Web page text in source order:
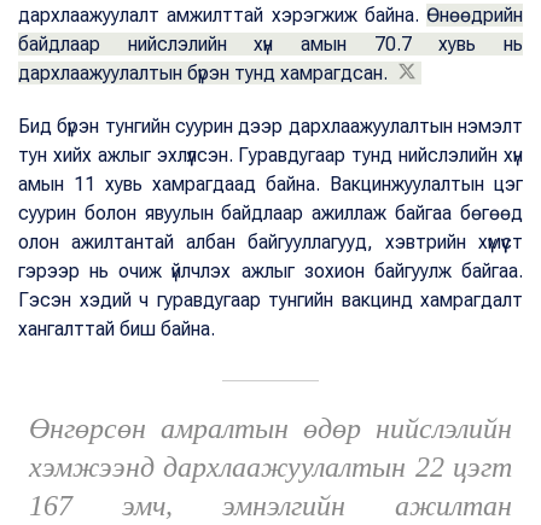
дархлаажуулалт амжилттай хэрэгжиж байна. Өнөөдрийн
байдлаар нийслэлийн хүн амын 70.7 хувь нь
дархлаажуулалтын бүрэн тунд хамрагдсан.
Бид бүрэн тунгийн суурин дээр дархлаажуулалтын нэмэлт
тун хийх ажлыг эхлүүлсэн. Гуравдугаар тунд нийслэлийн хүн
амын 11 хувь хамрагдаад байна. Вакцинжуулалтын цэг
суурин болон явуулын байдлаар ажиллаж байгаа бөгөөд
олон ажилтантай албан байгууллагууд, хэвтрийн хүмүүст
гэрээр нь очиж үйлчлэх ажлыг зохион байгуулж байгаа.
Гэсэн хэдий ч гуравдугаар тунгийн вакцинд хамрагдалт
хангалттай биш байна.
Өнгөрсөн амралтын өдөр нийслэлийн
хэмжээнд дархлаажуулалтын 22 цэгт
167 эмч, эмнэлгийн ажилтан